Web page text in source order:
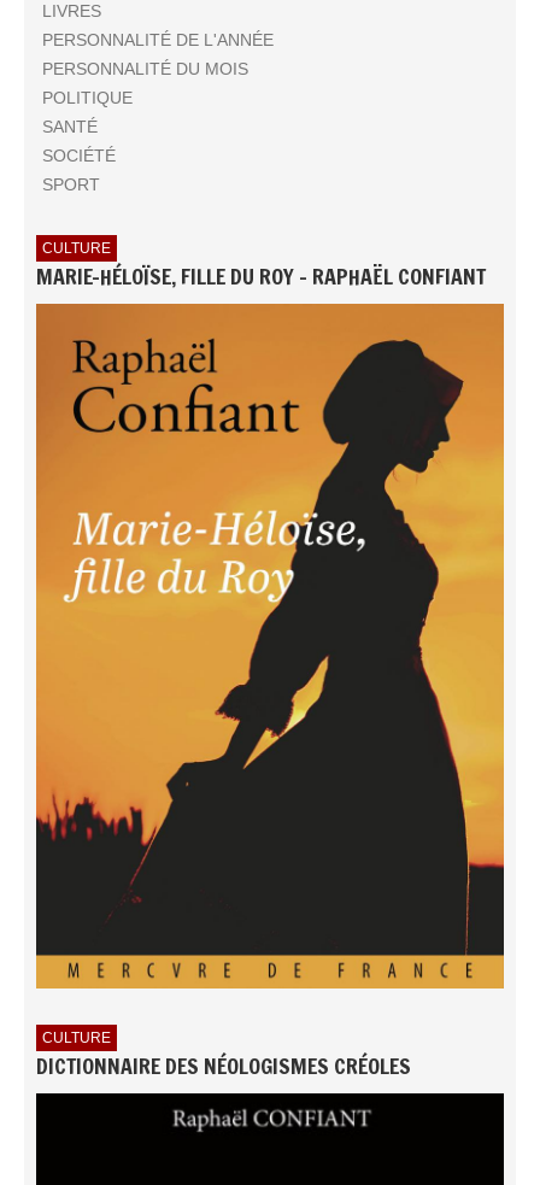
LIVRES
PERSONNALITÉ DE L'ANNÉE
PERSONNALITÉ DU MOIS
POLITIQUE
SANTÉ
SOCIÉTÉ
SPORT
CULTURE
MARIE-HÉLOÏSE, FILLE DU ROY - RAPHAËL CONFIANT
CULTURE
DICTIONNAIRE DES NÉOLOGISMES CRÉOLES